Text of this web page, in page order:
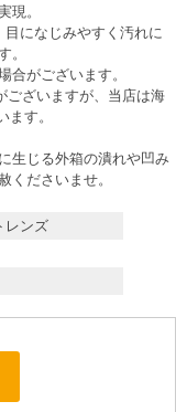
現。
になじみやすく汚れに
。
合がございます。
ございますが、当店は海
す。
生じる外箱の潰れや凹み
くださいませ。
レンズ